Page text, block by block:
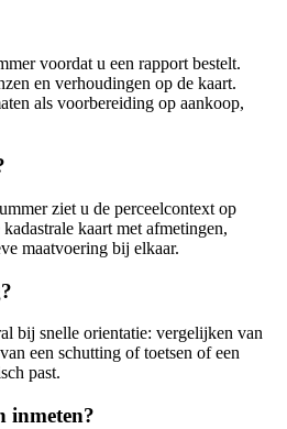
voordat u een rapport bestelt.
en verhoudingen op de kaart.
als voorbereiding op aankoop,
ziet u de perceelcontext op
kaart met afmetingen,
maatvoering bij elkaar.
bij snelle orientatie: vergelijken van
een schutting of toetsen of een
past.
inmeten?